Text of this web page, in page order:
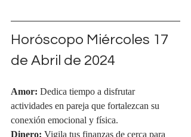
Horóscopo Miércoles 17
de Abril de 2024
Amor: Dedica tiempo a disfrutar
actividades en pareja que fortalezcan su
conexión emocional y física.